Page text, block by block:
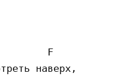
F
наверх,